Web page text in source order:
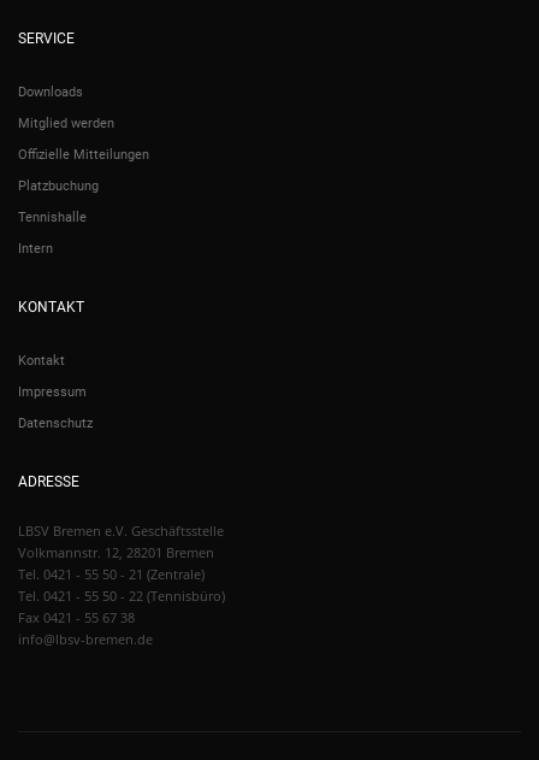
SERVICE
Downloads
Mitglied werden
Offizielle Mitteilungen
Platzbuchung
Tennishalle
Intern
KONTAKT
Kontakt
Impressum
Datenschutz
ADRESSE
LBSV Bremen e.V. Geschäftsstelle
Volkmannstr. 12, 28201 Bremen
Tel. 0421 - 55 50 - 21 (Zentrale)
Tel. 0421 - 55 50 - 22 (Tennisbüro)
Fax 0421 - 55 67 38
info@lbsv-bremen.de